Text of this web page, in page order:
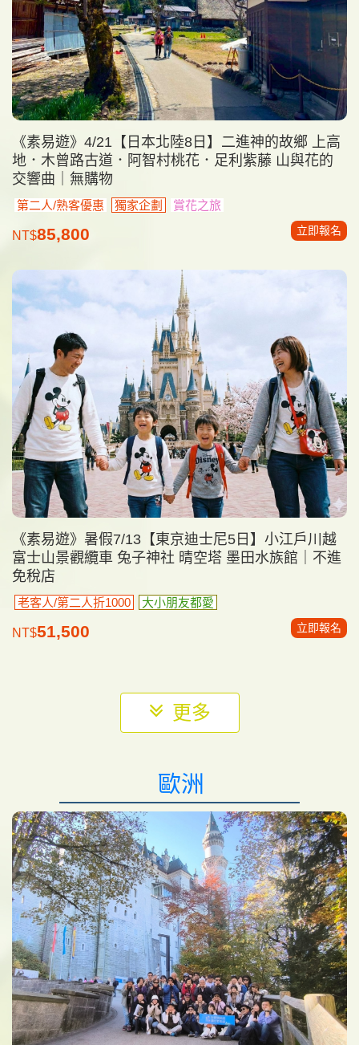
《素易遊》4/21【日本北陸8日】二進神的故鄉 上高
地．木曾路古道．阿智村桃花．足利紫藤 山與花的
交響曲｜無購物
第二人/熟客優惠 獨家企劃 賞花之旅
NT$85,800 立即報名
《素易遊》暑假7/13【東京迪士尼5日】小江戶川越
富士山景觀纜車 兔子神社 晴空塔 墨田水族館｜不進
免稅店
老客人/第二人折1000 大小朋友都愛
NT$51,500 立即報名
更多
歐洲